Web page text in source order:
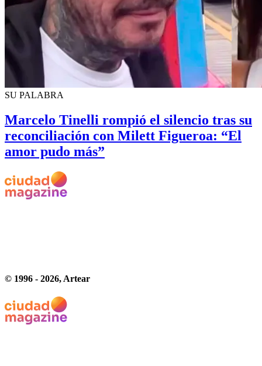
SU PALABRA
Marcelo Tinelli rompió el silencio tras su
reconciliación con Milett Figueroa: “El
amor pudo más”
© 1996 - 2026, Artear